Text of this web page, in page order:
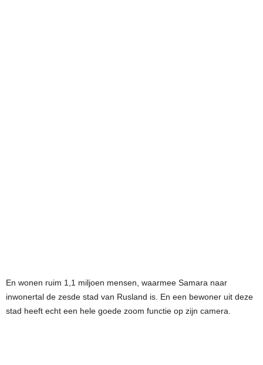
En wonen ruim 1,1 miljoen mensen, waarmee Samara naar
inwonertal de zesde stad van Rusland is. En een bewoner uit deze
stad heeft echt een hele goede zoom functie op zijn camera.